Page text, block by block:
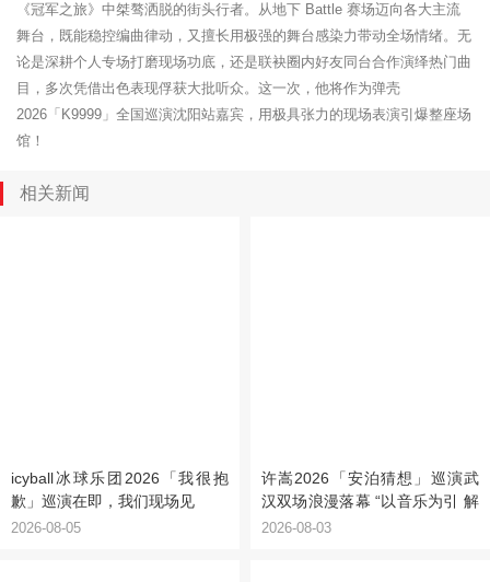
《冠军之旅》中桀骜洒脱的街头行者。从地下 Battle 赛场迈向各大主流
舞台，既能稳控编曲律动，又擅长用极强的舞台感染力带动全场情绪。无
论是深耕个人专场打磨现场功底，还是联袂圈内好友同台合作演绎热门曲
目，多次凭借出色表现俘获大批听众。这一次，他将作为弹壳
2026「K9999」全国巡演沈阳站嘉宾，用极具张力的现场表演引爆整座场
馆！
相关新闻
icyball冰球乐团2026「我很抱
歉」巡演在即，我们现场见
2026-08-05
许嵩2026「安泊猜想」巡演武
汉双场浪漫落幕 “以音乐为引 解
锁江城记忆”
2026-08-03